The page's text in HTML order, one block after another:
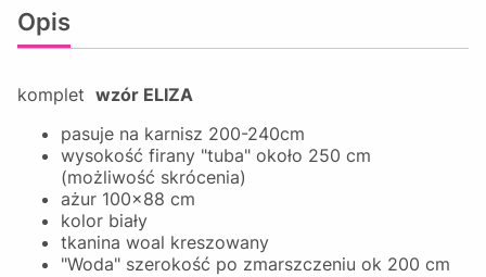
Opis
komplet wzór ELIZA
pasuje na karnisz 200-240cm
wysokość firany "tuba" około 250 cm
(możliwość skrócenia)
ażur 100x88 cm
kolor biały
tkanina woal kreszowany
"Woda" szerokość po zmarszczeniu ok 200 cm